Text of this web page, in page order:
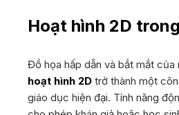
Hoạt hình 2D
Đồ họa hấp dẫn và bắt mắt của
hoạt hình 2D trở thành một
giáo dục hiện đại. Tính năng